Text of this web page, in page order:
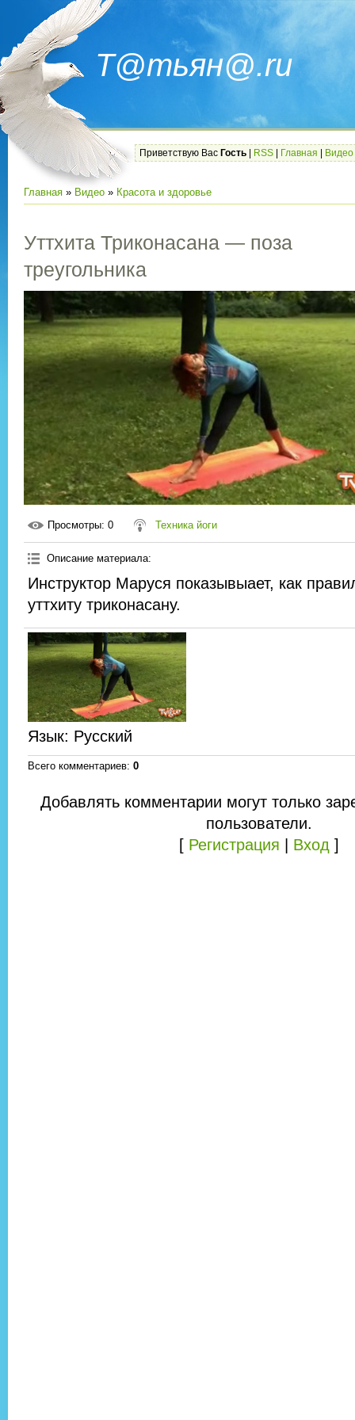
Т@тьян@.ru
Приветствую Вас Гость RSS Главная Видео
Главная » Видео » Красота и здоровье
Уттхита Триконасана — поза
треугольника
Просмотры: 0 Техника йоги
Описание материала:
Инструктор Маруся показывыает, как
уттхиту триконасану.
Язык: Русский
Всего комментариев: 0
Добавлять комментарии могут только
пользователи.
[ Регистрация Вход ]